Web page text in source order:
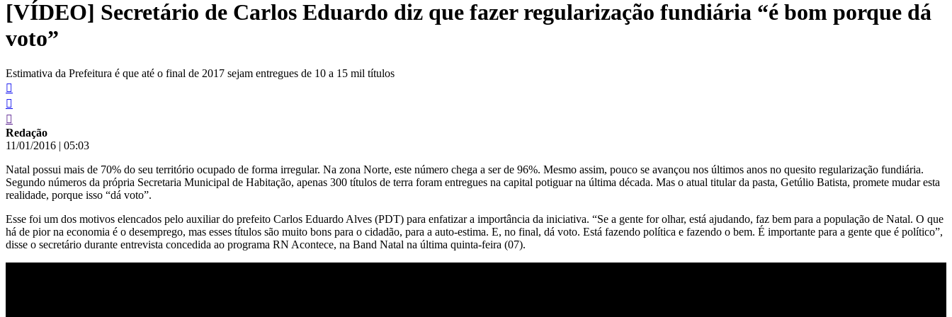
conteúdo
[VÍDEO] Secretário de Carlos Eduardo diz que fazer regularização fundiária “é bom porque dá
voto”
Estimativa da Prefeitura é que até o final de 2017 sejam entregues de 10 a 15 mil títulos
Redação
11/01/2016 | 05:03
Natal possui mais de 70% do seu território ocupado de forma irregular. Na zona Norte, este número chega a ser de 96%. Mesmo assim, pouco se avançou nos últimos anos no quesito regularização fundiária.
Segundo números da própria Secretaria Municipal de Habitação, apenas 300 títulos de terra foram entregues na capital potiguar na última década. Mas o atual titular da pasta, Getúlio Batista, promete mudar esta
realidade, porque isso “dá voto”.
Esse foi um dos motivos elencados pelo auxiliar do prefeito Carlos Eduardo Alves (PDT) para enfatizar a importância da iniciativa. “Se a gente for olhar, está ajudando, faz bem para a população de Natal. O que
há de pior na economia é o desemprego, mas esses títulos são muito bons para o cidadão, para a auto-estima. E, no final, dá voto. Está fazendo política e fazendo o bem. É importante para a gente que é político”,
disse o secretário durante entrevista concedida ao programa RN Acontece, na Band Natal na última quinta-feira (07).